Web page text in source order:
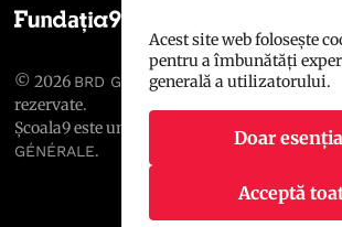
© 2026 BRD GROUPE SOCIÉTÉ GÉNÉRALE
rezervate.
Școala9 este un proiect susținut de
BRD
GÉNÉRALE.
Acest site web folosește
pentru a îmbunătăți
generală a utilizatorului.
Doar
Acceptă